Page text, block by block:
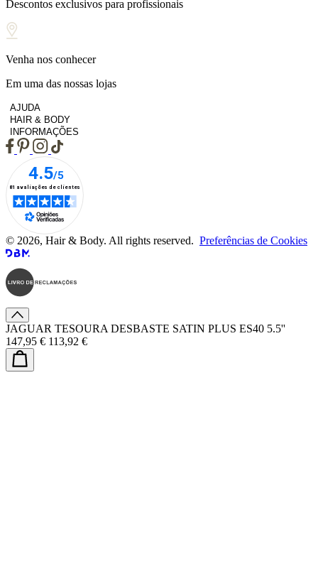
Descontos exclusivos para profissionais
Venha nos conhecer
Em uma das nossas lojas
AJUDA
HAIR & BODY
INFORMAÇÕES
© 2026, Hair & Body. All rights reserved. Preferências de Cookies
JAGUAR TESOURA DESBASTE SATIN PLUS ES40 5.5''
147,95 € 113,92 €